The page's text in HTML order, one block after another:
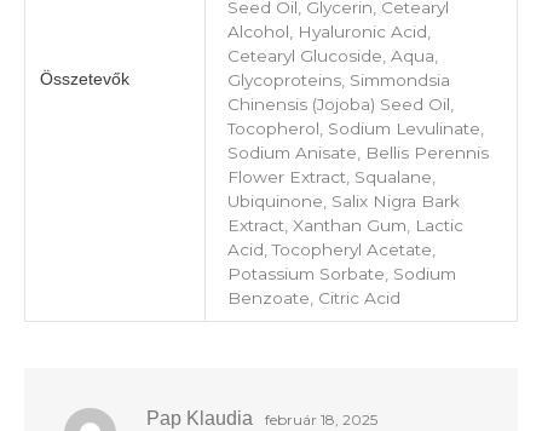
Összetevők
Seed Oil, Glycerin, Cetearyl
Alcohol, Hyaluronic Acid,
Cetearyl Glucoside, Aqua,
Glycoproteins, Simmondsia
Chinensis (Jojoba) Seed Oil,
Tocopherol, Sodium Levulinate,
Sodium Anisate, Bellis Perennis
Flower Extract, Squalane,
Ubiquinone, Salix Nigra Bark
Extract, Xanthan Gum, Lactic
Acid, Tocopheryl Acetate,
Potassium Sorbate, Sodium
Benzoate, Citric Acid
Pap Klaudia február 18, 2025